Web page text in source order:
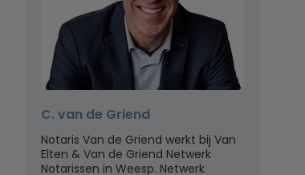
C. van de Griend
Notaris Van de Griend werkt bij Van
Elten & Van de Griend Netwerk
Notarissen in Weesp. Netwerk